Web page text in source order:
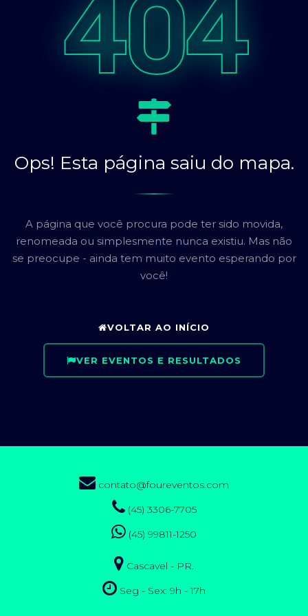
404
Ops! Esta página saiu do mapa.
A página que você procura pode ter sido movida,
renomeada ou simplesmente nunca existiu. Mas não
se preocupe - ainda tem muito evento esperando por
você!
VOLTAR AO INÍCIO
VER EVENTOS E RESULTADOS
contato@foureventos.com
(45) 3306-7705
(45) 99811-1250
Cascavel - PR.
Seg - Sex: 9h - 17h